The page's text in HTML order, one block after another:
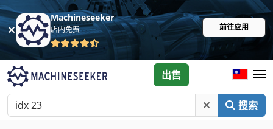
Machineseeker
店内免费 前往应用
搜索
出售